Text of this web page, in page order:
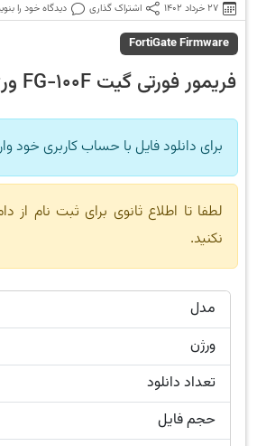
27 خرداد 1402 اشتراک گذاری دیدگاه خود را
FortiGate Firmware
فریمور فورتی گیت FG-100F ورژن 6.2.15
برای دانلود فایل با حساب کاربری خود
نکنید.
مدل
ورژن
تعداد دانلود
حجم فایل